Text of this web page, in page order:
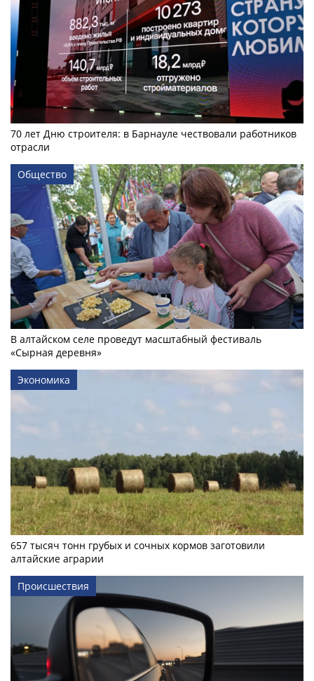
70 лет Дню строителя: в Барнауле чествовали работников
отрасли
Общество
В алтайском селе проведут масштабный фестиваль
«Сырная деревня»
Экономика
657 тысяч тонн грубых и сочных кормов заготовили
алтайские аграрии
Происшествия